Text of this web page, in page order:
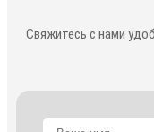
Свяжитесь с нами